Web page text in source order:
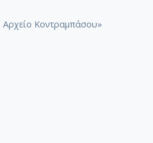
Κοντραμπάσου»